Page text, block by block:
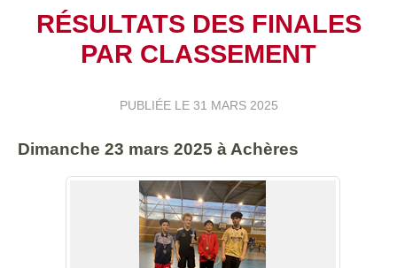
RÉSULTATS DES FINALES
PAR CLASSEMENT
PUBLIÉE LE 31 MARS 2025
Dimanche 23 mars 2025 à Achères